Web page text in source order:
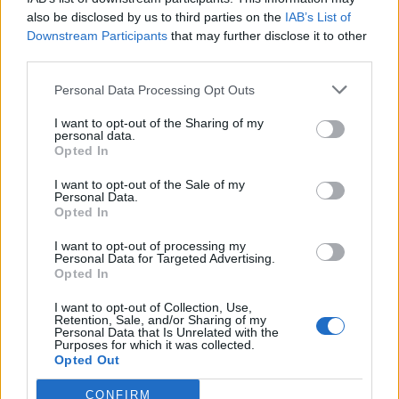
also be disclosed by us to third parties on the IAB’s List of
Downstream Participants that may further disclose it to other
Personal Data Processing Opt Outs
I want to opt-out of the Sharing of my
personal data.
Opted In
I want to opt-out of the Sale of my
Personal Data.
Opted In
I want to opt-out of processing my
Personal Data for Targeted Advertising.
Opted In
I want to opt-out of Collection, Use,
Retention, Sale, and/or Sharing of my
Personal Data that Is Unrelated with the
Purposes for which it was collected.
Opted Out
CONFIRM
Џејмс Комер, започнаа истраги за „автоотворот
на претседателството“, тврдејќи дека
© Vecer.mk, правата за текстот се на редакцијата
МЕДУЗА
(Видео) СНЕЖЕН КОЛАПС НА
ДРУГИОТ КРАЈ ОД СВЕТОТ - Нов
Зеланд ги затвори училиштата
НАЈЧИТАНИ ВО ПОСЛЕДНИ 7 ДЕНА